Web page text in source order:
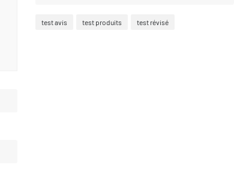
test avis test produits test révisé